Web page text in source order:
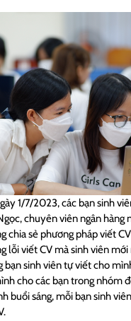
1/7/2023, các bạn sinh
chuyên viên ngân hàng
chia sẻ phương pháp viết
lỗi viết CV mà sinh viên mới
bạn sinh viên tự viết cho
cho các bạn trong nhóm
buổi sáng, mỗi bạn sinh